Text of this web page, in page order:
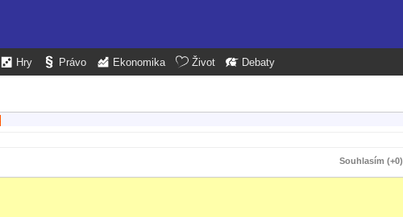
Hry Právo Ekonomika Život Debaty
Souhlasím (+0)